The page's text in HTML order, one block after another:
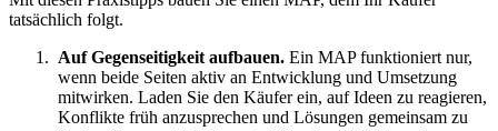
tatsächlich folgt.
Auf Gegenseitigkeit aufbauen. Ein MAP funktioniert nur,
wenn beide Seiten aktiv an Entwicklung und Umsetzung
mitwirken. Laden Sie den Käufer ein, auf Ideen zu reagieren,
Konflikte früh anzusprechen und Lösungen gemeinsam zu